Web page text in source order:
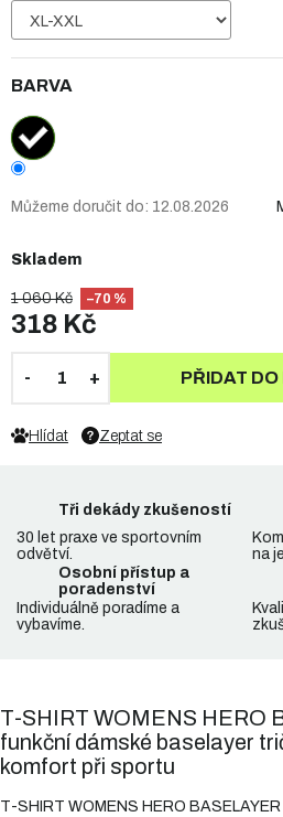
1 060 Kč –70 %
318 Kč
Skladem
BARVA
Můžeme doručit do: 12.08.2026
PŘIDAT DO
Zeptat se
Hlídat
Tři dekády zkušeností
30 let praxe ve sportovním
odvětví.
na
Osobní přístup a
poradenství
Individuálně poradíme a
vybavíme.
T-SHIRT WOMENS HERO
funkční dámské baselayer
komfort při sportu
T-SHIRT WOMENS HERO